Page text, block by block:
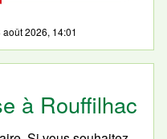
août 2026, 14:01
à Rouffilhac